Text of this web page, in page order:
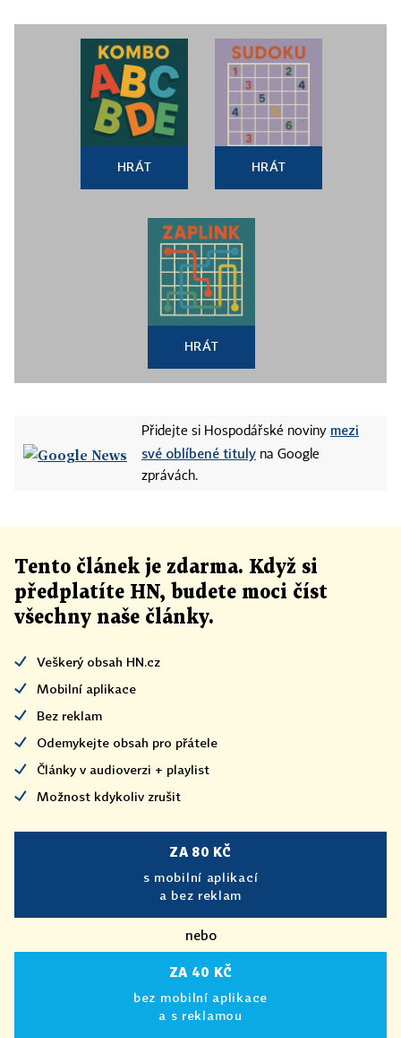
HRÁT HRÁT
HRÁT
Přidejte si Hospodářské noviny mezi
své oblíbené tituly na Google
zprávách.
Tento článek je zdarma. Když si
předplatíte HN, budete moci číst
všechny naše články.
Veškerý obsah HN.cz
Mobilní aplikace
Bez reklam
Odemykejte obsah pro přátele
Články v audioverzi + playlist
Možnost kdykoliv zrušit
ZA 80 KČ
s mobilní aplikací
a bez reklam
nebo
ZA 40 KČ
bez mobilní aplikace
a s reklamou